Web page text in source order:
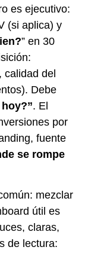
es ejecutivo:
(si aplica) y
” en 30
calidad del
Debe
. El
por
fuente
se rompe
mezclar
útil es
claras,
de lectura: